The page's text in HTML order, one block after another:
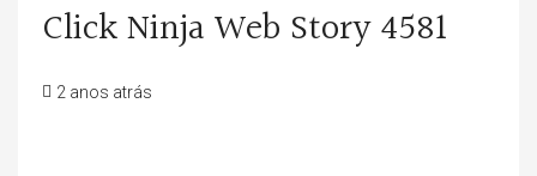
Click Ninja Web Story 4581
2 anos atrás